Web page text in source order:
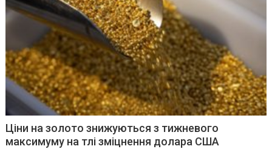
Ціни на золото знижуються з тижневого
максимуму на тлі зміцнення долара США